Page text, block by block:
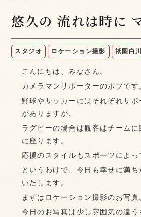
悠久の 流れは時に
スタジオ ロケーション撮影 祇園白川
こんにちは、みなさん。
カメラマンサポーターのボブです
野球やサッカーにはそれぞれサ
がありますが、
ラグビーの場合は観客はチームに
に座ります。
応援のスタイルもスポーツによっ
というわけで、今日も幸せに満
いたします。
まずはロケーション撮影のお写真
今日のお写真は少し雰囲気の違う